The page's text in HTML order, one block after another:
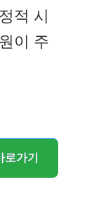
적 시
이 주
가기